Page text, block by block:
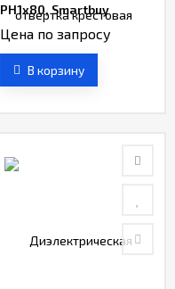
PH1x80, Smartbuy
Цена по запросу
В корзину